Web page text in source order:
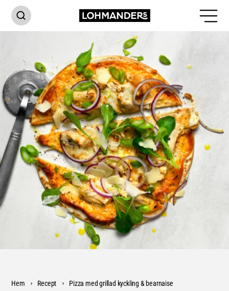
Hem Recept Pizza med grillad kyckling & bearnaise